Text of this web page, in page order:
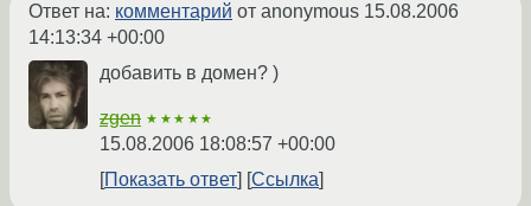
Ответ на: комментарий от anonymous 15.08.2006
14:13:34 +00:00
добавить в домен? )
zgen ★★★★★
15.08.2006 18:08:57 +00:00
Показать ответ
Ссылка